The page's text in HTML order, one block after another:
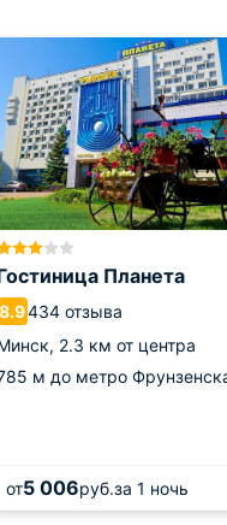
Планета
8.9434 отзыва
2.3 км от центра
м до метро
от5 006руб.за 1 ночь